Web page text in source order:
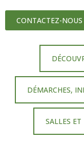
CONTACTEZ-NOUS
DÉMARCHES,
SALLES